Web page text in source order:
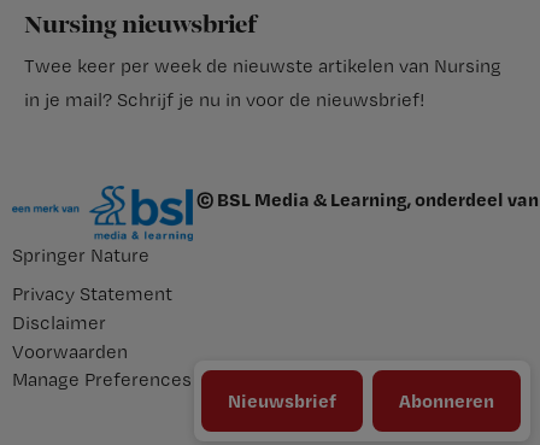
Nieuwsbrief Abonneren
Nursing nieuwsbrief
Twee keer per week de nieuwste artikelen van Nursing
in je mail? Schrijf je nu in voor de nieuwsbrief!
© BSL Media & Learning, onderdeel van
Springer Nature
Privacy Statement
Disclaimer
Voorwaarden
Manage Preferences